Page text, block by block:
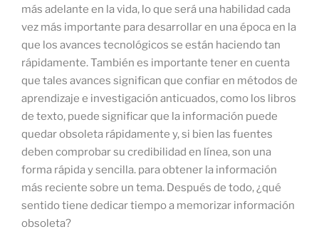
más adelante en la vida, lo que será una habilidad cada
vez más importante para desarrollar en una época en la
que los avances tecnológicos se están haciendo tan
rápidamente. También es importante tener en cuenta
que tales avances significan que confiar en métodos de
aprendizaje e investigación anticuados, como los libros
de texto, puede significar que la información puede
quedar obsoleta rápidamente y, si bien las fuentes
deben comprobar su credibilidad en línea, son una
forma rápida y sencilla. para obtener la información
más reciente sobre un tema. Después de todo, ¿qué
sentido tiene dedicar tiempo a memorizar información
obsoleta?